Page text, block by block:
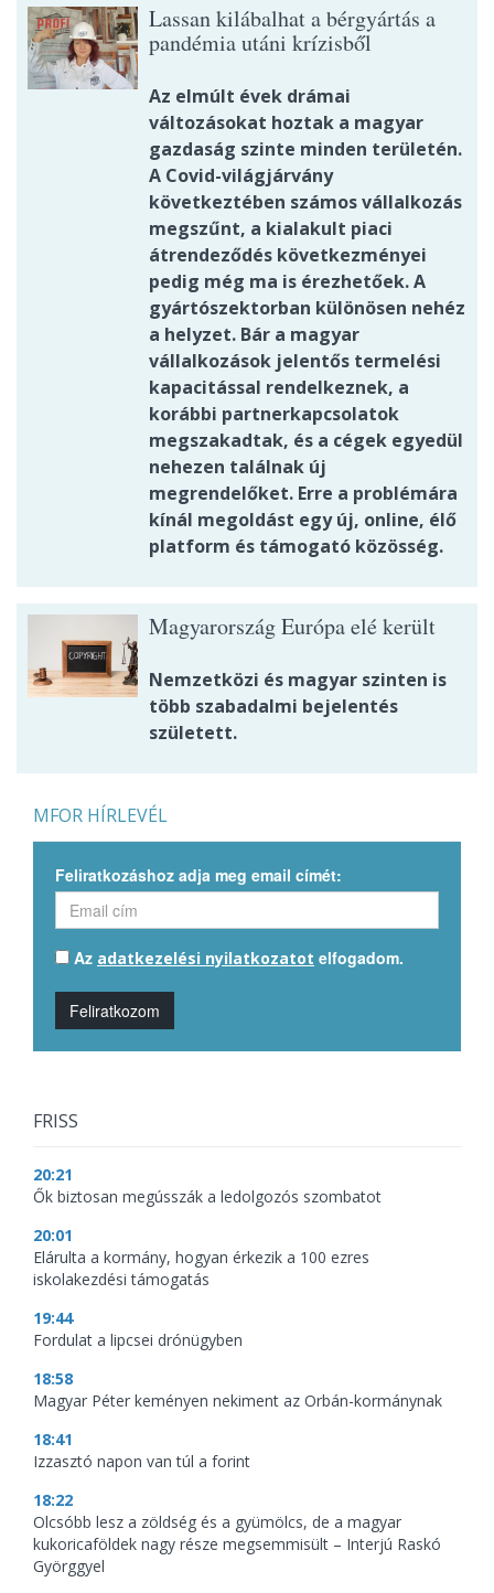
Lassan kilábalhat a bérgyártás a
pandémia utáni krízisből
Az elmúlt évek drámai
változásokat hoztak a magyar
gazdaság szinte minden területén.
A Covid-világjárvány
következtében számos vállalkozás
megszűnt, a kialakult piaci
átrendeződés következményei
pedig még ma is érezhetőek. A
gyártószektorban különösen nehéz
a helyzet. Bár a magyar
vállalkozások jelentős termelési
kapacitással rendelkeznek, a
korábbi partnerkapcsolatok
megszakadtak, és a cégek egyedül
nehezen találnak új
megrendelőket. Erre a problémára
kínál megoldást egy új, online, élő
platform és támogató közösség.
Magyarország Európa elé került
Nemzetközi és magyar szinten is
több szabadalmi bejelentés
született.
MFOR HÍRLEVÉL
Feliratkozáshoz adja meg email címét:
Az adatkezelési nyilatkozatot elfogadom.
Feliratkozom
FRISS
20:21
Ők biztosan megússzák a ledolgozós szombatot
20:01
Elárulta a kormány, hogyan érkezik a 100 ezres
iskolakezdési támogatás
19:44
Fordulat a lipcsei drónügyben
18:58
Magyar Péter keményen nekiment az Orbán-kormánynak
18:41
Izzasztó napon van túl a forint
18:22
Olcsóbb lesz a zöldség és a gyümölcs, de a magyar
kukoricaföldek nagy része megsemmisült – Interjú Raskó
Györggyel